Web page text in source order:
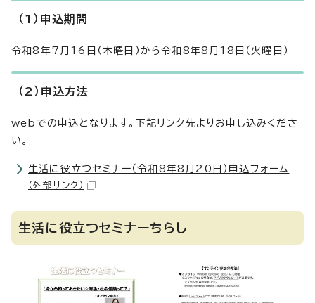
（1）申込期間
令和8年7月16日（木曜日）から令和8年8月18日（火曜日）
（2）申込方法
webでの申込となります。下記リンク先よりお申し込みくださ
い。
生活に役立つセミナー（令和8年8月20日）申込フォーム
（外部リンク）
生活に役立つセミナーちらし